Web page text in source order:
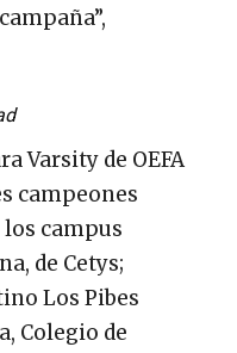
Varsity de OEFA
campeones
campus
de Cetys;
Los Pibes
Colegio de